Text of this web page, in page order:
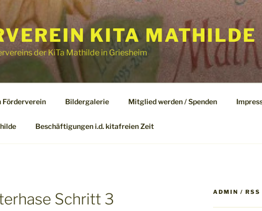
KITA MATHILDE
der KiTa Mathilde in Griesheim
Förderverein Bildergalerie Mitglied werden / Spenden
Beschäftigungen i.d. kitafreien Zeit
Schritt 3 ADMIN / RSS